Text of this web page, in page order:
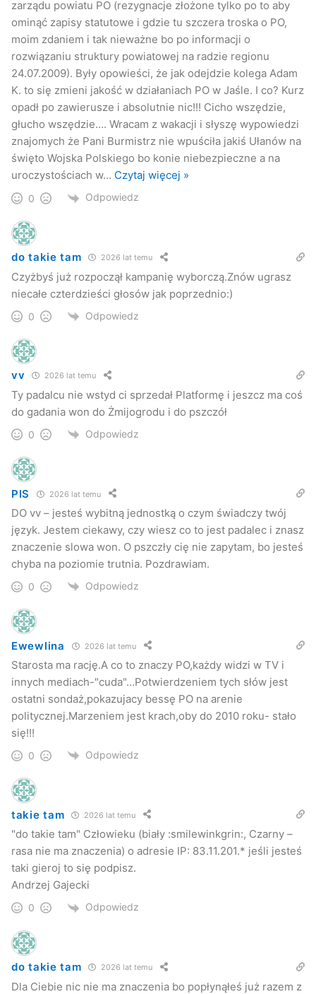
że staroście bliżej do PiS-u niż do Platformy.
–Współpracuję ze wszystkimi. Taki jest mój obowiązek
jako starosty, żeby współpracować z posłami PiS-u czy
każdej innej opcji. Ja nigdy się nie uchylałem przed taką
współpracą i jeżeli ktoś składa propozycję, czy wyraża
chęć pomocy dla powiatu jasielskiego to ja z tej pomocy
prezentuje
Zwycięstwo PO w Jaśle to za mało?
Argumenty Łukacijewskiej o słabym zaangażowaniu
przewodniczącego jasielskiej PO dziwią Adama Kmiecika
tym bardziej, że do niedawna posłanka była mu wdzięczna
za poparcie udzielone w wyborach do Europarlamentu i
dziękowała mu za wynik jaki udało się zdobyć PO w Jaśle i
w powiecie. Na dowód Kmiecik pokazuje list jaki otrzymał
od europosłanki
–W związku z moim wyborem do Parlamentu
Europejskiego pragnę wyrazić słowa wdzięczności Panu
kandydatury. Serdecznie dziękuje za życzliwość, wsparcie
i pomoc podczas trwania kampanii wyborczej. Dzięki
jasielskiego zdecydowało się na mnie oddać głos wiedząc,
że nasza dotychczasowa współpraca była owocna dla
regionu– czytamy w liście Łukaciejewskiej do Adama
Kmiecika.
Mieście
Prócz zarzutów Elżbiety Łukacijewskiej, przeciwko
Kmiecikowi wystąpili jego koledzy ze struktury jasielskiej
PO, którzy zarzucili przewodniczącemu, że ten nie
konsultując się z zarządem podjął decyzję w sprawie
dalszej koalicji PO z PiS na szczeblu Miasta i Powiatu.
Kmiecik argumentował, że koalicja w Powiecie działała
prawidłowo, a jeśli w Mieście członkowie PO, czyli
wiceburmistrz Leszek Zduński i wiceprzewodniczący Rady
Miasta Roman Kościow mają problemy z koalicjantem to
zarządu powiatu PO (rezygnacje złożone tylko po to aby
ominąć zapisy statutowe i gdzie tu szczera troska o PO,
moim zdaniem i tak nieważne bo po informacji o
rozwiązaniu struktury powiatowej na radzie regionu
24.07.2009). Były opowieści, że jak odejdzie kolega Adam
K. to się zmieni jakość w działaniach PO w Jaśle. I co? Kurz
opadł po zawierusze i absolutnie nic!!! Cicho wszędzie,
głucho wszędzie…. Wracam z wakacji i słyszę wypowiedzi
znajomych że Pani Burmistrz nie wpuściła jakiś Ułanów na
święto Wojska Polskiego bo konie niebezpieczne a na
uroczystościach w… Czytaj więcej »
0 Odpowiedz
do takie tam 2026 lat temu
Czyżbyś już rozpoczął kampanię wyborczą.Znów ugrasz
niecałe czterdzieści głosów jak poprzednio:)
0 Odpowiedz
vv 2026 lat temu
Ty padalcu nie wstyd ci sprzedał Platformę i jeszcz ma coś
do gadania won do Żmijogrodu i do pszczół
0 Odpowiedz
PIS 2026 lat temu
DO vv – jesteś wybitną jednostką o czym świadczy twój
język. Jestem ciekawy, czy wiesz co to jest padalec i znasz
znaczenie slowa won. O pszczły cię nie zapytam, bo jesteś
chyba na poziomie trutnia. Pozdrawiam.
0 Odpowiedz
Ewewlina 2026 lat temu
Starosta ma rację.A co to znaczy PO,każdy widzi w TV i
innych mediach-"cuda"…Potwierdzeniem tych słów jest
ostatni sondaż,pokazujacy bessę PO na arenie
politycznej.Marzeniem jest krach,oby do 2010 roku- stało
się!!!
0 Odpowiedz
takie tam 2026 lat temu
"do takie tam" Człowieku (biały :smilewinkgrin:, Czarny –
rasa nie ma znaczenia) o adresie IP: 83.11.201.* jeśli jesteś
taki gieroj to się podpisz.
Andrzej Gajecki
0 Odpowiedz
do takie tam 2026 lat temu
Dla Ciebie nic nie ma znaczenia bo popłynąłeś już razem z